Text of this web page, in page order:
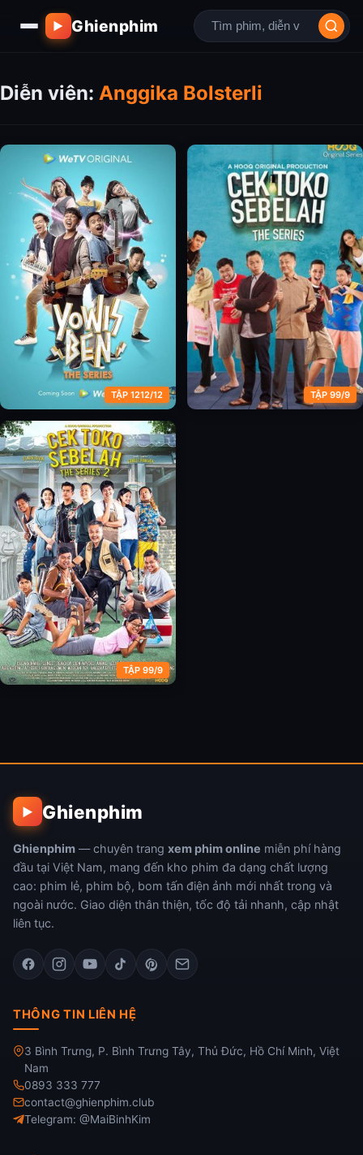
▶ Ghienphim
Diễn viên: Anggika Bolsterli
TẬP 1212/12
Yowis Band: The Series
TẬP 99/9
TẬP 99/9
▶ Ghienphim
Ghienphim — chuyên trang xem phim online miễn phí hàng
đầu tại Việt Nam, mang đến kho phim đa dạng chất lượng
cao: phim lẻ, phim bộ, bom tấn điện ảnh mới nhất trong và
ngoài nước. Giao diện thân thiện, tốc độ tải nhanh, cập nhật
liên tục.
THÔNG TIN LIÊN HỆ
3 Bình Trưng, P. Bình Trưng Tây, Thủ Đức, Hồ Chí Minh, Việt
Nam
0893 333 777
contact@ghienphim.club
Telegram: @MaiBinhKim